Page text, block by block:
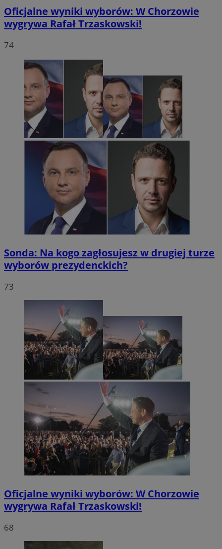
Oficjalne wyniki wyborów: W Chorzowie
wygrywa Rafał Trzaskowski!
74
Sonda: Na kogo zagłosujesz w drugiej turze
wyborów prezydenckich?
73
Oficjalne wyniki wyborów: W Chorzowie
wygrywa Rafał Trzaskowski!
68